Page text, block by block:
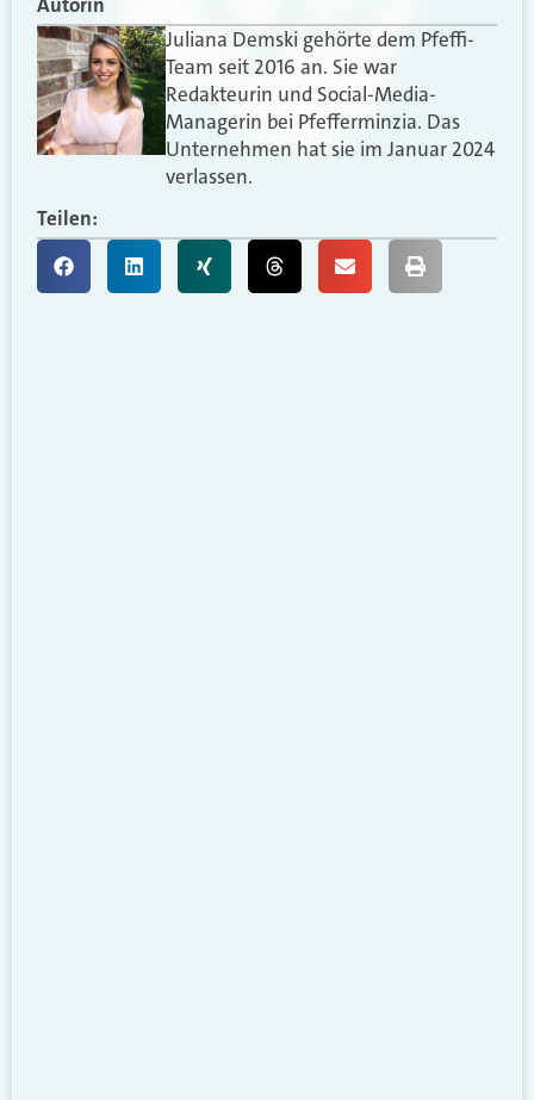
Juliana Demski gehörte dem Pfeffi-
Team seit 2016 an. Sie war
Redakteurin und Social-Media-
Managerin bei Pfefferminzia. Das
Unternehmen hat sie im Januar 2024
verlassen.
Teilen: